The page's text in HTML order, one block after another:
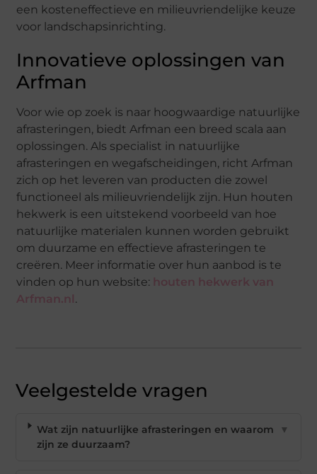
een kosteneffectieve en milieuvriendelijke keuze
voor landschapsinrichting.
Innovatieve oplossingen van
Arfman
Voor wie op zoek is naar hoogwaardige natuurlijke
afrasteringen, biedt Arfman een breed scala aan
oplossingen. Als specialist in natuurlijke
afrasteringen en wegafscheidingen, richt Arfman
zich op het leveren van producten die zowel
functioneel als milieuvriendelijk zijn. Hun houten
hekwerk is een uitstekend voorbeeld van hoe
natuurlijke materialen kunnen worden gebruikt
om duurzame en effectieve afrasteringen te
creëren. Meer informatie over hun aanbod is te
vinden op hun website: houten hekwerk van
Arfman.nl.
Veelgestelde vragen
Wat zijn natuurlijke afrasteringen en waarom
zijn ze duurzaam?
▼